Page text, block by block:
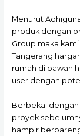
Menurut
produk dengan
Group maka
Tangerang
rumah di bawah
user dengan
Berbekal dengan
proyek
hampir